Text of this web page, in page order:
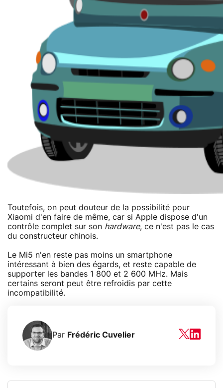
Toutefois, on peut douteur de la possibilité pour
Xiaomi d'en faire de même, car si Apple dispose d'un
contrôle complet sur son hardware, ce n'est pas le cas
du constructeur chinois.
Le Mi5 n'en reste pas moins un smartphone
intéressant à bien des égards, et reste capable de
supporter les bandes 1 800 et 2 600 MHz. Mais
certains seront peut être refroidis par cette
incompatibilité.
Par Frédéric Cuvelier